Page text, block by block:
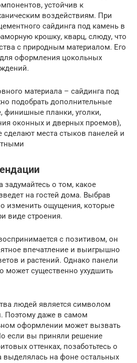
устойчив к
воздействиям. При
сайдинга под камень в
крошку, кварц, слюду, что
с природным материалом. Его
оформления цокольных
материала – сайдинга под
подобрать дополнительные
финишные планки, уголки,
оконных и дверных проемов),
места стыков панелей и
задумайтесь о том, какое
на гостей дома. Выбрав
изменить ощущения, которые
виде строения.
с позитивом, он
впечатление и выигрышно
и растений. Однако панели
может существенно ухудшить
людей является символом
Поэтому даже в самом
оформлении может вызвать
если вы приняли решение
оттенках, позаботьтесь о
выделялась на фоне остальных